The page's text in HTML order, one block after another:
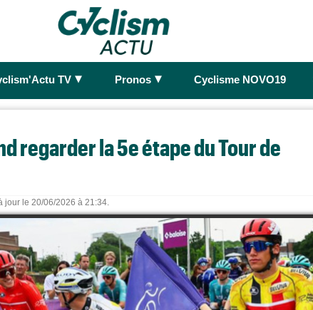
TV ► Pronos ► Cyclisme NOVO19
regarder la 5e étape du Tour de
jour le 20/06/2026 à 21:34.